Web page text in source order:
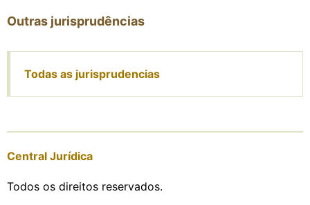
Outras jurisprudências
Todas as jurisprudencias
Central Jurídica
Todos os direitos reservados.